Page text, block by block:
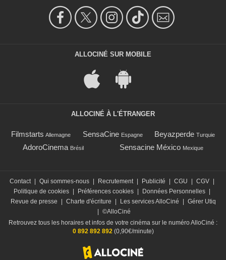
ALLOCINÉ SUR MOBILE
ALLOCINÉ À L'ÉTRANGER
Filmstarts Allemagne SensaCine Espagne Beyazperde Turquie
AdoroCinema Brésil Sensacine México Mexique
Contact | Qui sommes-nous | Recrutement | Publicité | CGU | CGV |
Politique de cookies | Préférences cookies | Données Personnelles |
Revue de presse
| Charte d'écriture | Les services AlloCiné | Gérer Utiq
| ©AlloCiné
Retrouvez tous les horaires et infos de votre cinéma sur le numéro AlloCiné :
0 892 892 892 (0,90€/minute)